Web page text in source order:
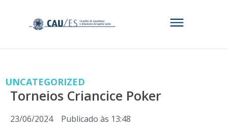
UNCATEGORIZED
Torneios Criancice Poker
23/06/2024 Publicado às 13:48